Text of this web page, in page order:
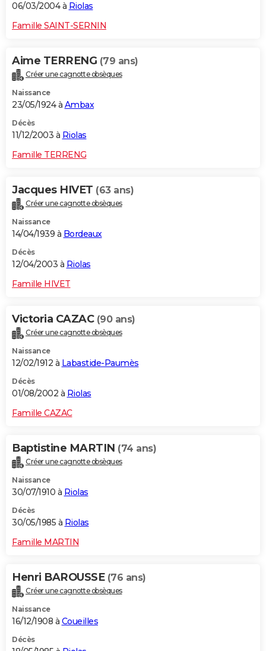
06/03/2004 à Riolas
Famille SAINT-SERNIN
Aime TERRENG (79 ans)
Créer une cagnotte obsèques
Naissance
23/05/1924 à Ambax
Décès
11/12/2003 à Riolas
Famille TERRENG
Jacques HIVET (63 ans)
Créer une cagnotte obsèques
Naissance
14/04/1939 à Bordeaux
Décès
12/04/2003 à Riolas
Famille HIVET
Victoria CAZAC (90 ans)
Créer une cagnotte obsèques
Naissance
12/02/1912 à Labastide-Paumès
Décès
01/08/2002 à Riolas
Famille CAZAC
Baptistine MARTIN (74 ans)
Créer une cagnotte obsèques
Naissance
30/07/1910 à Riolas
Décès
30/05/1985 à Riolas
Famille MARTIN
Henri BAROUSSE (76 ans)
Créer une cagnotte obsèques
Naissance
16/12/1908 à Coueilles
Décès